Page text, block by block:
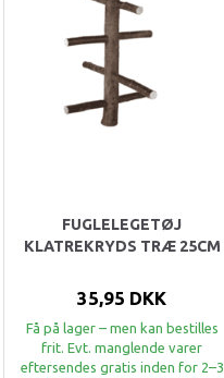
FUGLELEGETØJ
KLATREKRYDS TRÆ 25CM
35,95 DKK
Få på lager – men kan bestilles
frit. Evt. manglende varer
eftersendes gratis inden for 2–3